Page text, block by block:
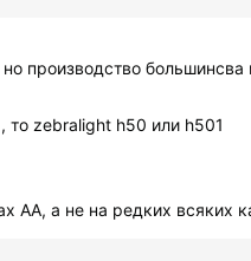
производство
то zebralight h50 или h501
АА, а не на редких всяких